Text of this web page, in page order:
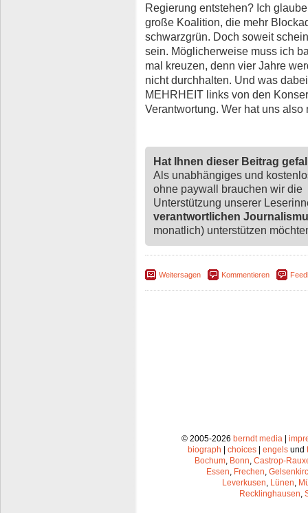
Regierung entstehen? Ich
große Koalition, die mehr
schwarzgrün. Doch soweit
sein. Möglicherweise muss ich
mal kreuzen, denn vier Jahre
nicht durchhalten. Und was
MEHRHEIT links von den
Verantwortung. Wer hat uns
Hat Ihnen dieser Beitrag
Als unabhängiges und
ohne paywall brauchen wir die
Unterstützung unserer
verantwortlichen
monatlich) unterstützen
Weitersagen Kommentieren
© 2005-2026 berndt media|
biograph
choices engels und
Bochum, Bonn, Castrop-
Essen, Frechen,
Leverkusen, Lünen,
Recklinghausen,